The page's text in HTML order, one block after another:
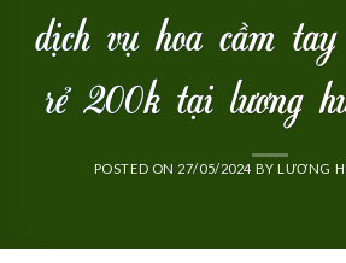
dịch vụ hoa cầm
rẻ 200k tại lương
POSTED ON 27/05/2024 BYLƯƠNG